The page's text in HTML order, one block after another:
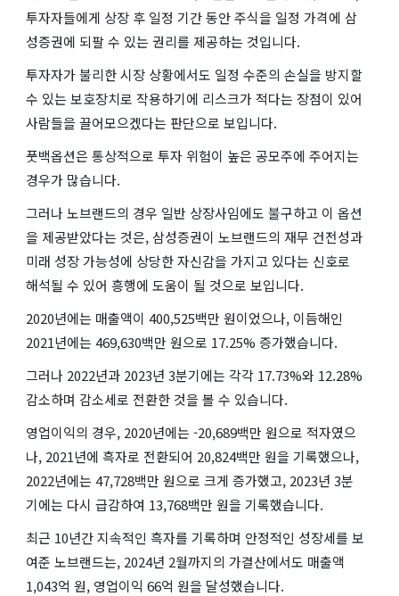
투자자들에게 상장 후 일정 기간 동안 주식을 일정 가격에 삼
성증권에 되팔 수 있는 권리를 제공하는 것입니다.
투자자가 불리한 시장 상황에서도 일정 수준의 손실을 방지할
수 있는 보호장치로 작용하기에 리스크가 적다는 장점이 있어
사람들을 끌어모으겠다는 판단으로 보입니다.
풋백옵션은 통상적으로 투자 위험이 높은 공모주에 주어지는
경우가 많습니다.
그러나 노브랜드의 경우 일반 상장사임에도 불구하고 이 옵션
을 제공받았다는 것은, 삼성증권이 노브랜드의 재무 건전성과
미래 성장 가능성에 상당한 자신감을 가지고 있다는 신호로
해석될 수 있어 흥행에 도움이 될 것으로 보입니다.
2020년에는 매출액이 400,525백만 원이었으나, 이듬해인
2021년에는 469,630백만 원으로 17.25% 증가했습니다.
그러나 2022년과 2023년 3분기에는 각각 17.73%와 12.28%
감소하며 감소세로 전환한 것을 볼 수 있습니다.
영업이익의 경우, 2020년에는 -20,689백만 원으로 적자였으
나, 2021년에 흑자로 전환되어 20,824백만 원을 기록했으나,
2022년에는 47,728백만 원으로 크게 증가했고, 2023년 3분
기에는 다시 급감하여 13,768백만 원을 기록했습니다.
최근 10년간 지속적인 흑자를 기록하며 안정적인 성장세를 보
여준 노브랜드는, 2024년 2월까지의 가결산에서도 매출액
1,043억 원, 영업이익 66억 원을 달성했습니다.